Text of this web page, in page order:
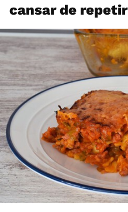
cansar de repetir